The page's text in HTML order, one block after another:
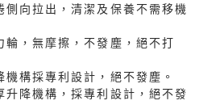
側向拉出，清潔及保養不需移機
輪，無摩擦，不發塵，絕不打
機構採專利設計，絕不發塵。
升降機構，採專利設計，絕不發